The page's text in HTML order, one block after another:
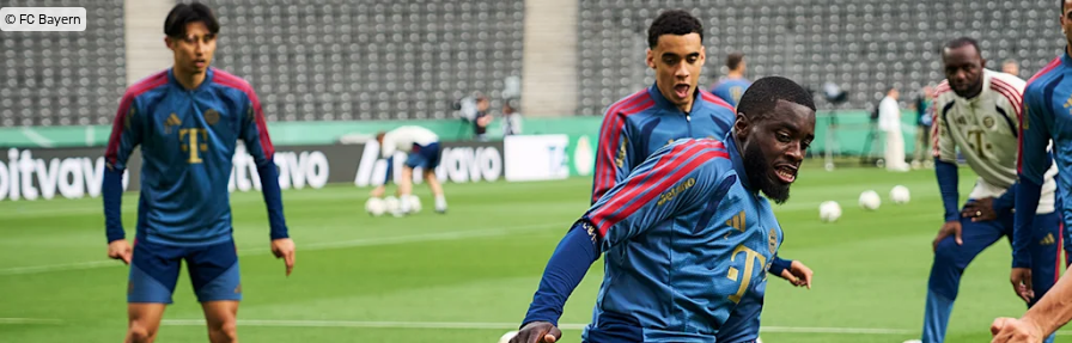
© FC Bayern